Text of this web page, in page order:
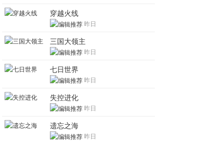
穿越火线
昨日
三国大领主
昨日
七日世界
昨日
失控进化
昨日
遗忘之海
昨日